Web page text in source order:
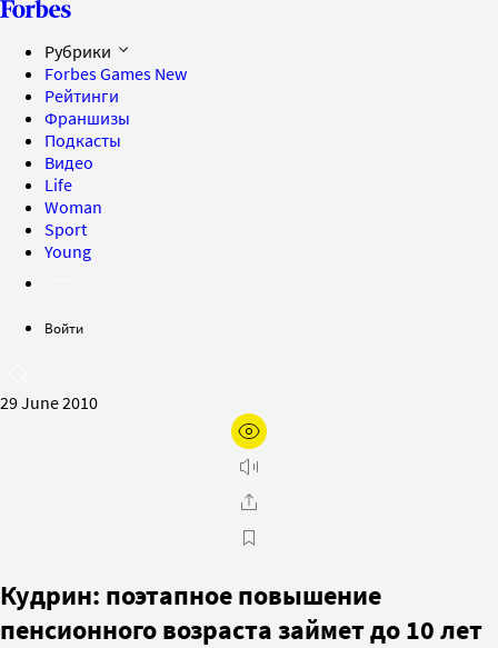
Рубрики
Forbes Games New
Рейтинги
Франшизы
Подкасты
Видео
Life
Woman
Sport
Young
Войти
29 June 2010
Кудрин: поэтапное повышение
пенсионного возраста займет до 10 лет